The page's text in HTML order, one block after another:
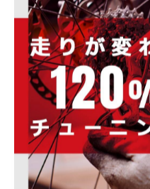
崎店イベントカレン
走行会・メンテナンス
POWER-KIDS伊勢崎店
皆さまのご参加お待ち
--
POWER-KIDS